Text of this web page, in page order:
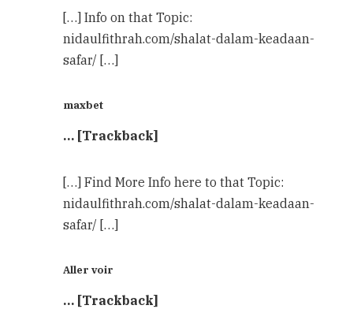
[…] Info on that Topic:
nidaulfithrah.com/shalat-dalam-keadaan-
safar/ […]
maxbet
… [Trackback]
[…] Find More Info here to that Topic:
nidaulfithrah.com/shalat-dalam-keadaan-
safar/ […]
Aller voir
… [Trackback]